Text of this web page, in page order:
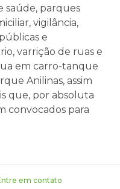
saúde, parques
vigilância,
e
varrição de ruas e
em carro-tanque
Anilinas, assim
que, por absoluta
convocados para
em contato